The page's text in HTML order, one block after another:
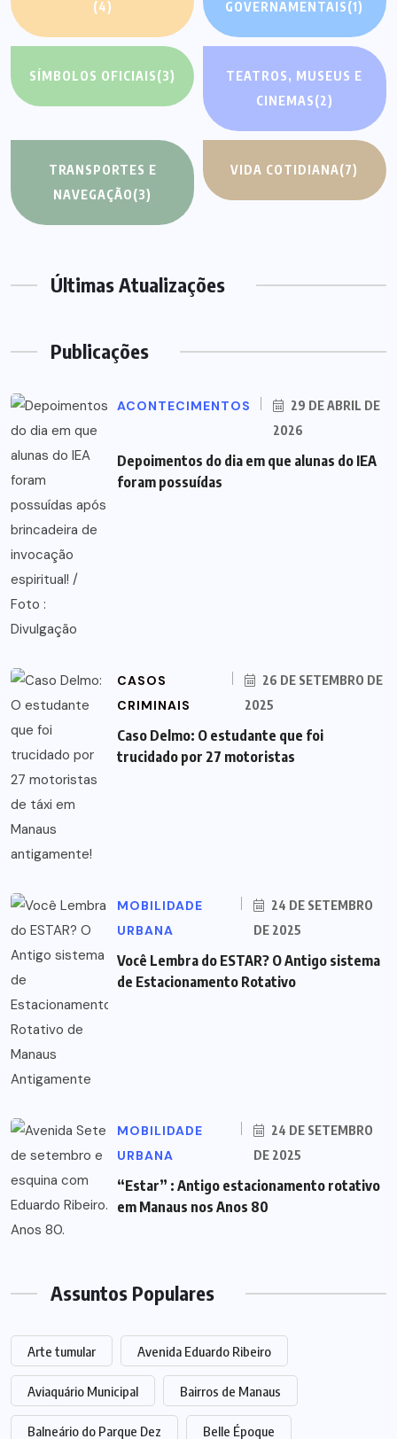
(4) GOVERNAMENTAIS(1)
SÍMBOLOS OFICIAIS(3)
TEATROS, MUSEUS E
CINEMAS(2)
TRANSPORTES E
NAVEGAÇÃO(3)
VIDA COTIDIANA(7)
Últimas Atualizações
Publicações
ACONTECIMENTOS
29 DE ABRIL DE
2026
Depoimentos do dia em que alunas do IEA
foram possuídas
CASOS
CRIMINAIS
26 DE SETEMBRO DE
2025
Caso Delmo: O estudante que foi
trucidado por 27 motoristas
MOBILIDADE
URBANA
24 DE SETEMBRO
DE 2025
Você Lembra do ESTAR? O Antigo sistema
de Estacionamento Rotativo
MOBILIDADE
URBANA
24 DE SETEMBRO
DE 2025
“Estar” : Antigo estacionamento rotativo
em Manaus nos Anos 80
Assuntos Populares
Arte tumular Avenida Eduardo Ribeiro
Aviaquário Municipal Bairros de Manaus
Balneário do Parque Dez Belle Époque